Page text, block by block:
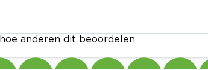
anderen dit beoordelen